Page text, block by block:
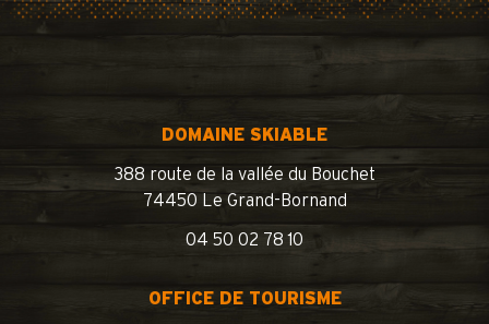
DOMAINE SKIABLE
388 route de la vallée du Bouchet
74450 Le Grand-Bornand
04 50 02 78 10
OFFICE DE TOURISME